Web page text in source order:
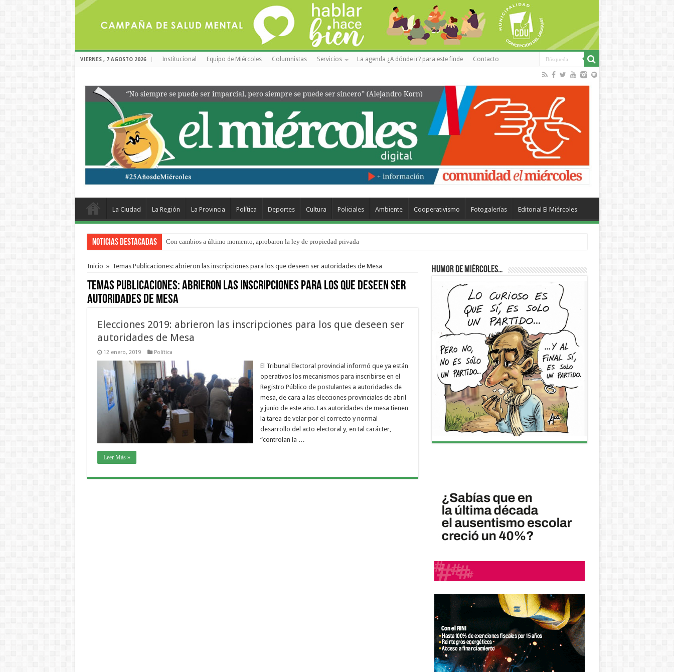
VIERNES , 7 AGOSTO 2026 Institucional Equipo de Miércoles Columnistas Servicios La agenda ¿A dónde ir? para este finde Contacto
La Ciudad La Región La Provincia Política Deportes Cultura Policiales Ambiente Cooperativismo Fotogalerías Editorial El Miércoles
Noticias Destacadas Con cambios a último momento, aprobaron la ley de propiedad privada
Del viernes 7 al domingo 9 de agosto: la agenda ¿A dónde ir? para este finde
Inicio » Temas Publicaciones: abrieron las inscripciones para los que deseen ser autoridades de Mesa
Temas Publicaciones:abrieron las inscripciones para los que deseen ser
autoridades de Mesa
Elecciones 2019: abrieron las inscripciones para los que deseen ser
autoridades de Mesa
12 enero, 2019 Política
El Tribunal Electoral provincial informó que ya están
operativos los mecanismos para inscribirse en el
Registro Público de postulantes a autoridades de
mesa, de cara a las elecciones provinciales de abril
y junio de este año. Las autoridades de mesa tienen
la tarea de velar por el correcto y normal
desarrollo del acto electoral y, en tal carácter,
“controlan la …
Leer Más »
Humor de Miércoles…